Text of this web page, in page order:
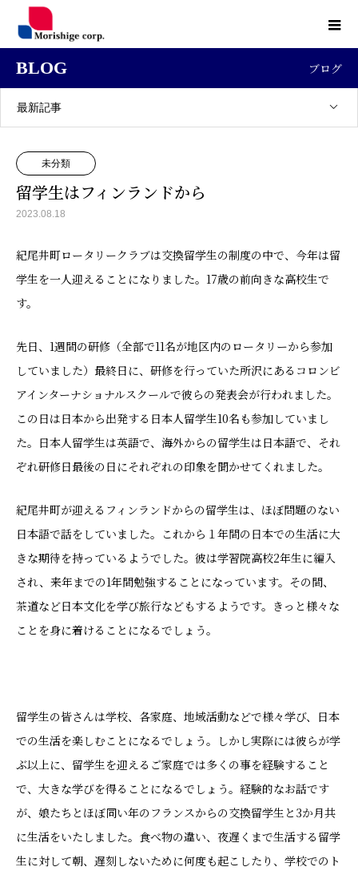
BLOG ブログ
最新記事
未分類
留学生はフィンランドから
2023.08.18
紀尾井町ロータリークラブは交換留学生の制度の中で、今年は留
学生を一人迎えることになりました。17歳の前向きな高校生で
す。
先日、1週間の研修（全部で11名が地区内のロータリーから参加
していました）最終日に、研修を行っていた所沢にあるコロンビ
アインターナショナルスクールで彼らの発表会が行われました。
この日は日本から出発する日本人留学生10名も参加していまし
た。日本人留学生は英語で、海外からの留学生は日本語で、それ
ぞれ研修日最後の日にそれぞれの印象を聞かせてくれました。
紀尾井町が迎えるフィンランドからの留学生は、ほぼ問題のない
日本語で話をしていました。これから１年間の日本での生活に大
きな期待を持っているようでした。彼は学習院高校2年生に編入
され、来年までの1年間勉強することになっています。その間、
茶道など日本文化を学び旅行などもするようです。きっと様々な
ことを身に着けることになるでしょう。
留学生の皆さんは学校、各家庭、地域活動などで様々学び、日本
での生活を楽しむことになるでしょう。しかし実際には彼らが学
ぶ以上に、留学生を迎えるご家庭では多くの事を経験すること
で、大きな学びを得ることになるでしょう。経験的なお話です
が、娘たちとほぼ同い年のフランスからの交換留学生と3か月共
に生活をいたしました。食べ物の違い、夜遅くまで生活する留学
生に対して朝、遅刻しないために何度も起こしたり、学校でのト